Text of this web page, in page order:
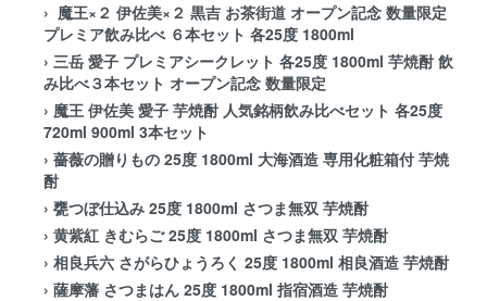
› 魔王×２ 伊佐美×２ 黒吉 お茶街道 オープン記念 数量限定
プレミア飲み比べ ６本セット 各25度 1800ml
› 三岳 愛子 プレミアシークレット 各25度 1800ml 芋焼酎 飲
み比べ３本セット オープン記念 数量限定
› 魔王 伊佐美 愛子 芋焼酎 人気銘柄飲み比べセット 各25度
720ml 900ml 3本セット
› 薔薇の贈りもの 25度 1800ml 大海酒造 専用化粧箱付 芋焼
酎
› 甕つぼ仕込み 25度 1800ml さつま無双 芋焼酎
› 黄紫紅 きむらご 25度 1800ml さつま無双 芋焼酎
› 相良兵六 さがらひょうろく 25度 1800ml 相良酒造 芋焼酎
› 薩摩藩 さつまはん 25度 1800ml 指宿酒造 芋焼酎